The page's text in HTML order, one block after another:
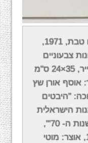
נחום טבת, 1971,
צבעוניים
ס"מ
אוסף אורן שץ
"היבטים
הישראלית
של שנות ה- 70'",
1998, אוצר: מוטי
בצימצום
בכדי להגיע אל
בשל השימוש
שימושיים,
בצורה מלאה.
נייר לבנים
נודע זעם
הנייר.